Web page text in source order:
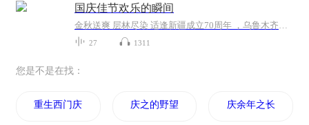
国庆佳节欢乐的瞬间
金秋送爽 层林尽染 适逢新疆成立70周年 ，乌鲁木齐于2025年9月23日迎来党中央和习大大带领的慰问团。新疆各族群众欢欣鼓舞，热烈欢迎。
27 1311
您是不是在找：
重生西门庆 庆之的野望 庆余年之长歌行